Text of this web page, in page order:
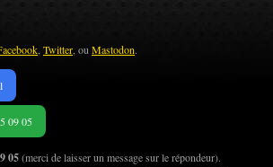
Twitter , ou Mastodon.
09 05
05(merci de laisser un message sur le répondeur).